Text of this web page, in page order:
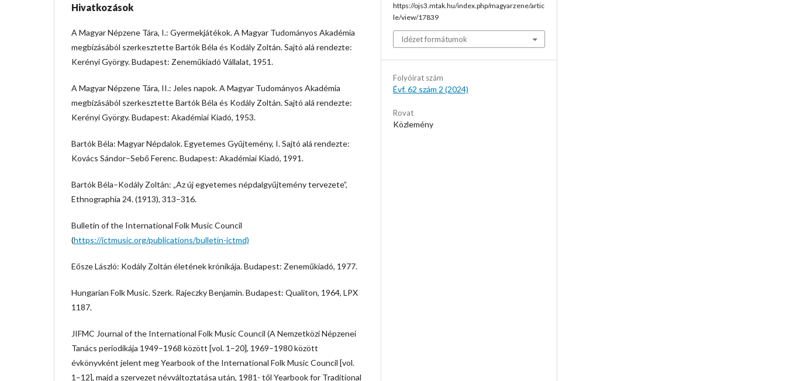
Hivatkozások
A Magyar Népzene Tára, I.: Gyermekjátékok. A Magyar Tudományos Akadémia
megbízásából szerkesztette Bartók Béla és Kodály Zoltán. Sajtó alá rendezte:
Kerényi György. Budapest: Zeneműkiadó Vállalat, 1951.
A Magyar Népzene Tára, II.: Jeles napok. A Magyar Tudományos Akadémia
megbízásából szerkesztette Bartók Béla és Kodály Zoltán. Sajtó alá rendezte:
Kerényi György. Budapest: Akadémiai Kiadó, 1953.
Bartók Béla: Magyar Népdalok. Egyetemes Gyűjtemény, I. Sajtó alá rendezte:
Kovács Sándor–Sebő Ferenc. Budapest: Akadémiai Kiadó, 1991.
Bartók Béla–Kodály Zoltán: „Az új egyetemes népdalgyűjtemény tervezete”,
Ethnographia 24. (1913), 313–316.
Bulletin of the International Folk Music Council
(https://ictmusic.org/publications/bulletin-ictmd)
Eősze László: Kodály Zoltán életének krónikája. Budapest: Zeneműkiadó, 1977.
Hungarian Folk Music. Szerk. Rajeczky Benjamin. Budapest: Qualiton, 1964, LPX
1187.
JIFMC Journal of the International Folk Music Council (A Nemzetközi Népzenei
Tanács periodikája 1949–1968 között [vol. 1–20], 1969–1980 között
évkönyvként jelent meg Yearbook of the International Folk Music Council [vol.
1–12], majd a szervezet névváltoztatása után, 1981- től Yearbook for Traditional
https://ojs3.mtak.hu/index.php/magyarzene/artic
le/view/17839
Idézet formátumok
Folyóirat szám
Évf. 62 szám 2 (2024)
Rovat
Közlemény